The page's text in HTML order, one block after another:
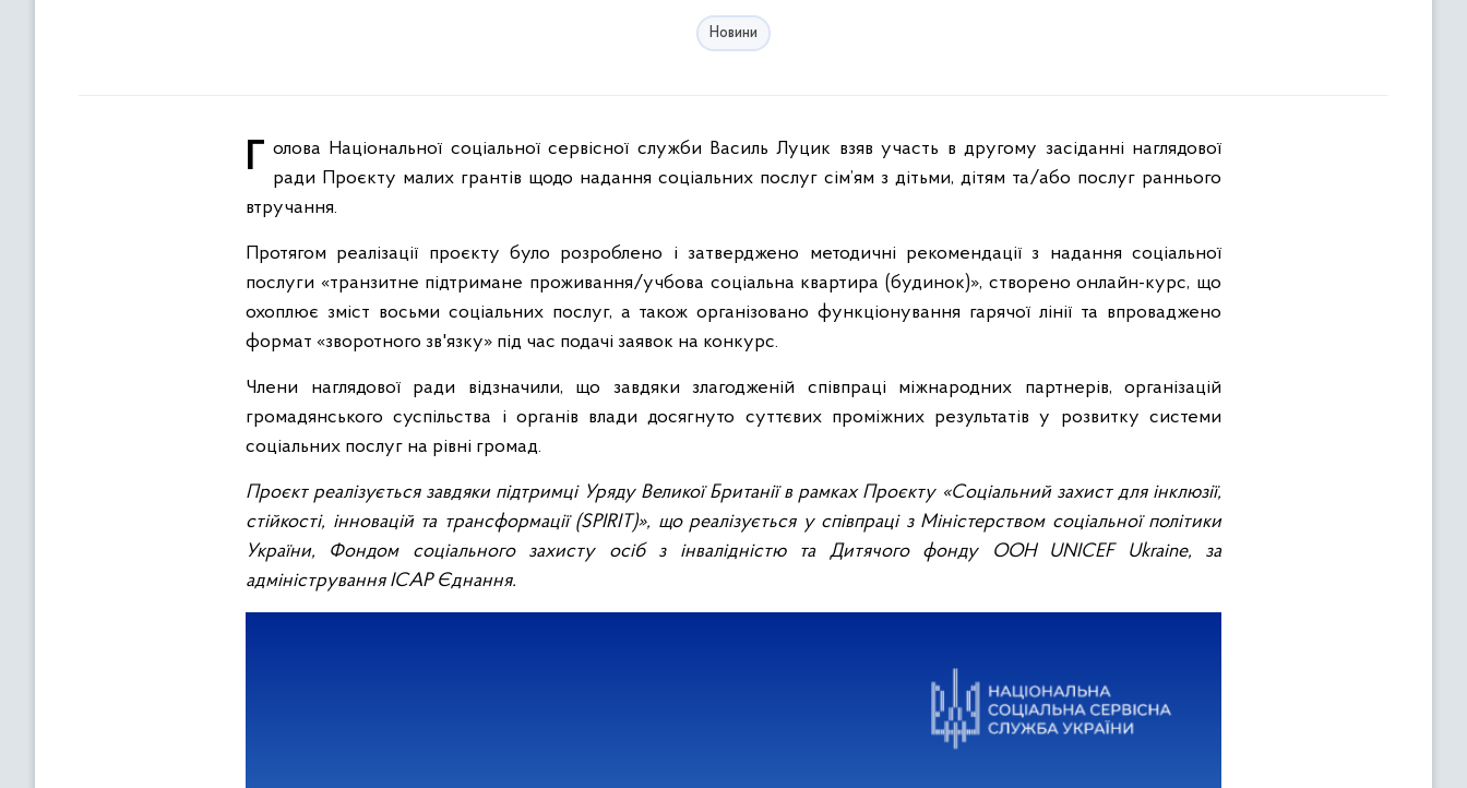
Новини
Голова Національної соціальної сервісної служби Василь Луцик взяв участь в другому засіданні наглядової ради Проєкту малих грантів щодо надання соціальних послуг сім’ям з дітьми, дітям та/або послуг раннього
втручання.
Протягом реалізації проєкту було розроблено і затверджено методичні рекомендації з надання соціальної
послуги «транзитне підтримане проживання/учбова соціальна квартира (будинок)», створено онлайн-курс, що
охоплює зміст восьми соціальних послуг, а також організовано функціонування гарячої лінії та впроваджено
формат «зворотного зв'язку» під час подачі заявок на конкурс.
Члени наглядової ради відзначили, що завдяки злагодженій співпраці міжнародних партнерів, організацій
громадянського суспільства і органів влади досягнуто суттєвих проміжних результатів у розвитку системи
соціальних послуг на рівні громад.
Проєкт реалізується завдяки підтримці Уряду Великої Британії в рамках Проєкту «Соціальний захист для інклюзії,
стійкості, інновацій та трансформації (SPIRIT)», що реалізується у співпраці з Міністерством соціальної політики
України, Фондом соціального захисту осіб з інвалідністю та Дитячого фонду ООН UNICEF Ukraine, за
адміністрування ІСАР Єднання.